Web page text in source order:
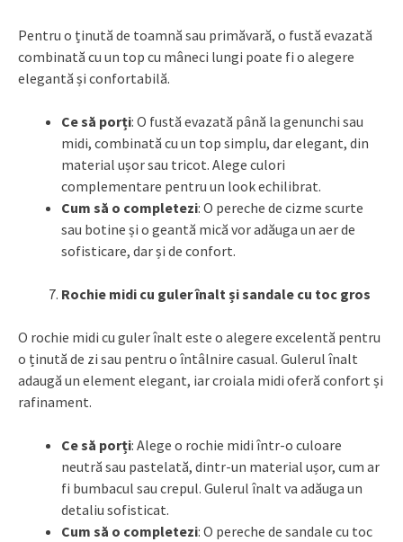
Pentru o ținută de toamnă sau primăvară, o fustă evazată
combinată cu un top cu mâneci lungi poate fi o alegere
elegantă și confortabilă.
Ce să porți: O fustă evazată până la genunchi sau
midi, combinată cu un top simplu, dar elegant, din
material ușor sau tricot. Alege culori
complementare pentru un look echilibrat.
Cum să o completezi: O pereche de cizme scurte
sau botine și o geantă mică vor adăuga un aer de
sofisticare, dar și de confort.
Rochie midi cu guler înalt și sandale cu toc gros
O rochie midi cu guler înalt este o alegere excelentă pentru
o ținută de zi sau pentru o întâlnire casual. Gulerul înalt
adaugă un element elegant, iar croiala midi oferă confort și
rafinament.
Ce să porți: Alege o rochie midi într-o culoare
neutră sau pastelată, dintr-un material ușor, cum ar
fi bumbacul sau crepul. Gulerul înalt va adăuga un
detaliu sofisticat.
Cum să o completezi: O pereche de sandale cu toc